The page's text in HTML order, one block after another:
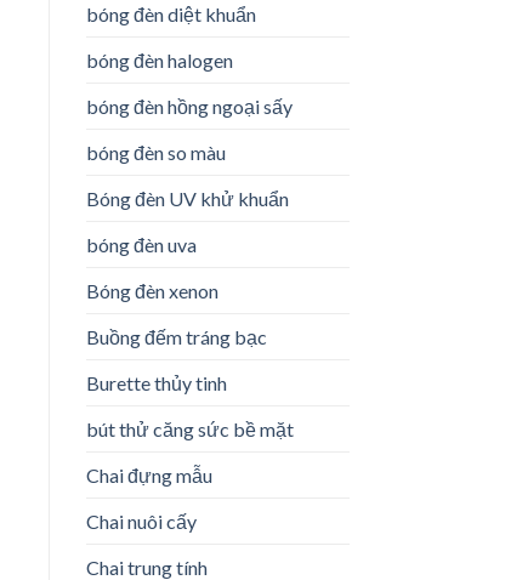
bóng đèn diệt khuẩn
bóng đèn halogen
bóng đèn hồng ngoại sấy
bóng đèn so màu
Bóng đèn UV khử khuẩn
bóng đèn uva
Bóng đèn xenon
Buồng đếm tráng bạc
Burette thủy tinh
bút thử căng sức bề mặt
Chai đựng mẫu
Chai nuôi cấy
Chai trung tính